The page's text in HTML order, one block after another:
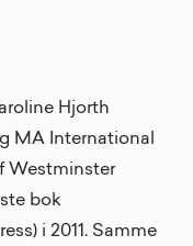
Hjorth
MA International
Westminster
bok
i 2011. Samme